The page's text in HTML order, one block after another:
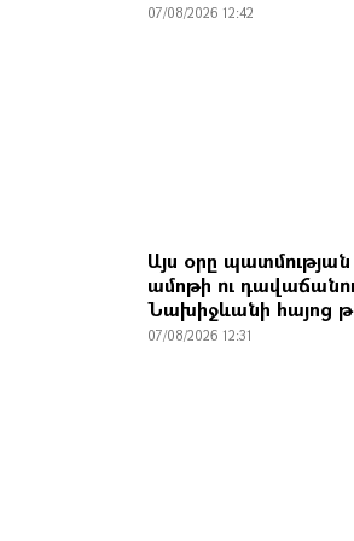
07/08/2026 12:42
Այս օրը
ամոթի ու
Նախիջևանի հայոց
07/08/2026 12:31